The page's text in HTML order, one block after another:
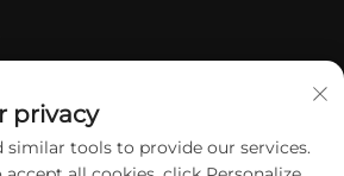
Shenzhen Yarrae Technology Co., Ltd.
privacy
similar tools to provide our services.